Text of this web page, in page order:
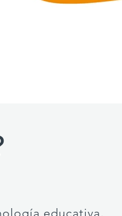
educativa,